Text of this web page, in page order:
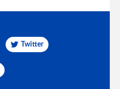
Twitter